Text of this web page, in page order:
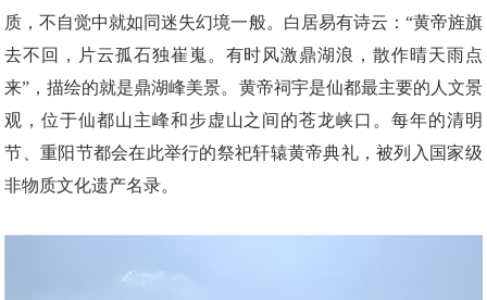
质，不自觉中就如同迷失幻境一般。白居易有诗云：“黄帝旌旗
去不回，片云孤石独崔嵬。有时风激鼎湖浪，散作晴天雨点
来”，描绘的就是鼎湖峰美景。黄帝祠宇是仙都最主要的人文景
观，位于仙都山主峰和步虚山之间的苍龙峡口。每年的清明
节、重阳节都会在此举行的祭祀轩辕黄帝典礼，被列入国家级
非物质文化遗产名录。